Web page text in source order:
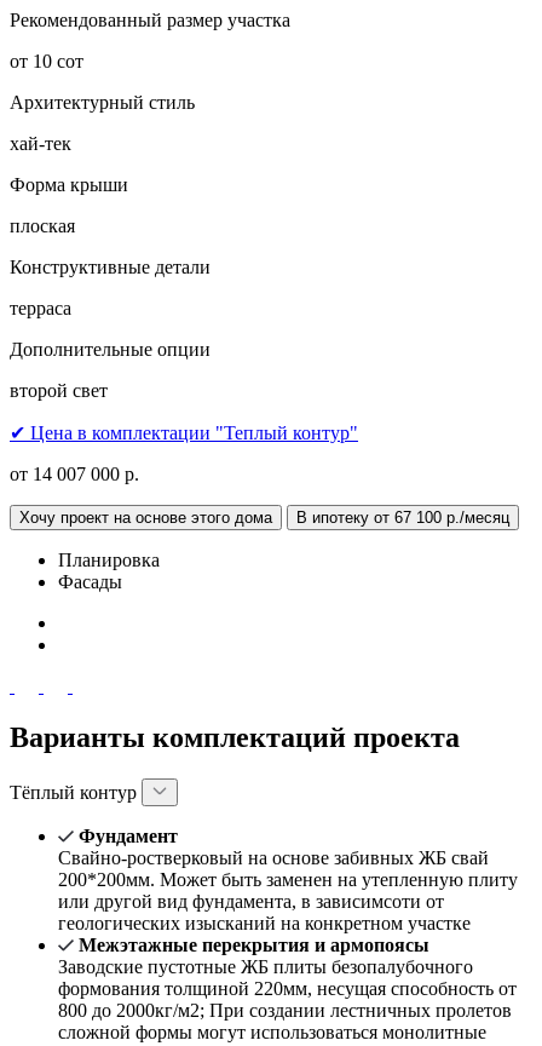
Рекомендованный размер участка
от 10 сот
Архитектурный стиль
хай-тек
Форма крыши
плоская
Конструктивные детали
терраса
Дополнительные опции
второй свет
✔ Цена в комплектации "Теплый контур"
от 14 007 000 р.
Хочу проект на основе этого дома В ипотеку от 67 100 р./месяц
Планировка
Фасады
Варианты комплектаций проекта
Тёплый контур
Фундамент
Свайно-ростверковый на основе забивных ЖБ свай
200*200мм. Может быть заменен на утепленную плиту
или другой вид фундамента, в зависимсоти от
геологических изысканий на конкретном участке
Межэтажные перекрытия и армопоясы
Заводские пустотные ЖБ плиты безопалубочного
формования толщиной 220мм, несущая способность от
800 до 2000кг/м2; При создании лестничных пролетов
сложной формы могут использоваться монолитные